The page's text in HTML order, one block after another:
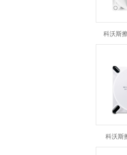
科沃斯
科沃斯